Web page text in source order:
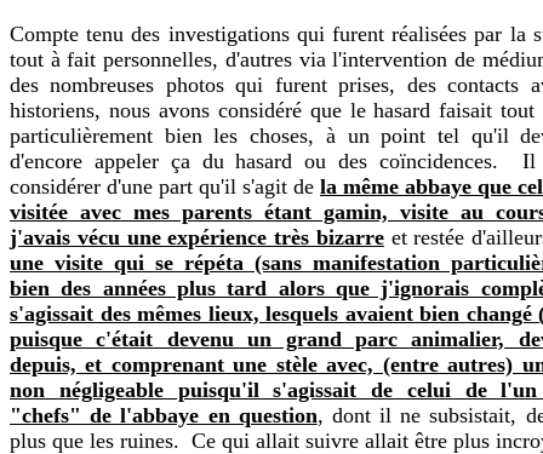
Compte tenu des investigations qui furent réalisées par la
tout à fait personnelles, d'autres via l'intervention de
des nombreuses photos qui furent prises, des contacts
historiens, nous avons considéré que le hasard faisait tout
particulièrement bien les choses, à un point tel qu'il
d'encore appeler ça du hasard ou des coïncidences.
considérer d'une part qu'il s'agit de la même abbaye que
visitée avec mes parents étant gamin, visite au
j'avais vécu une expérience très bizarreet restée
une visite qui se répéta (sans manifestation
bien des années plus tard alors que j'ignorais
s'agissait des mêmes lieux, lesquels avaient bien
puisque c'était devenu un grand parc animalier,
depuis, et comprenant une stèle avec, (entre autres)
non négligeable puisqu'il s'agissait de celui de l'un
"chefs" de l'abbaye en question, dont il ne subsistait,
plus que les ruines. Ce qui allait suivre allait être plus